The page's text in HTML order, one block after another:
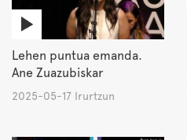
Lehen puntua emanda.
Ane Zuazubiskar
2025-05-17 Irurtzun